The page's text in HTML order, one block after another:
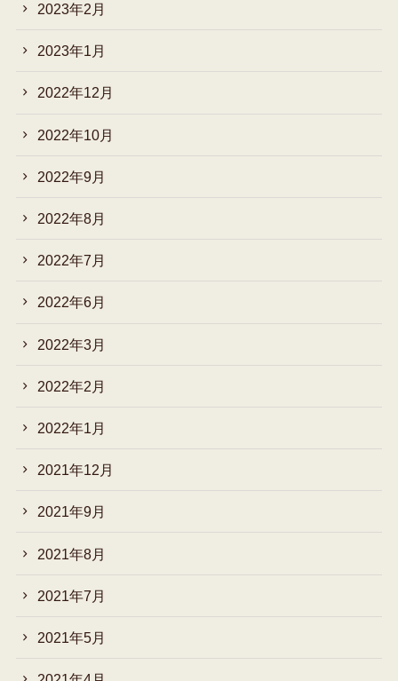
2023年2月
2023年1月
2022年12月
2022年10月
2022年9月
2022年8月
2022年7月
2022年6月
2022年3月
2022年2月
2022年1月
2021年12月
2021年9月
2021年8月
2021年7月
2021年5月